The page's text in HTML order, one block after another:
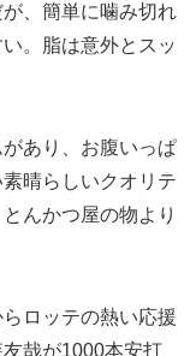
、簡単に噛み切れ
。脂は意外とスッ
あり、お腹いっぱ
晴らしいクオリテ
んかつ屋の物より
ロッテの熱い応援
哉が1000本安打